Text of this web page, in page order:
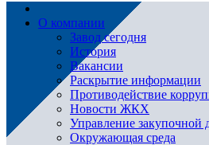
О компании
Завод сегодня
История
Вакансии
Раскрытие информации
Противодействие
Новости ЖКХ
Управление закупочной
Окружающая среда